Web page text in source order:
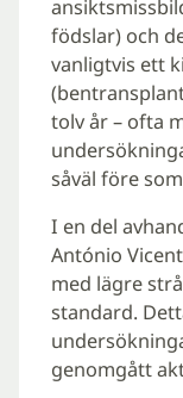
födslar) och
vanligtvis ett
tolv år – ofta
såväl före
I en del
António
med lägre
standard.
genomgått